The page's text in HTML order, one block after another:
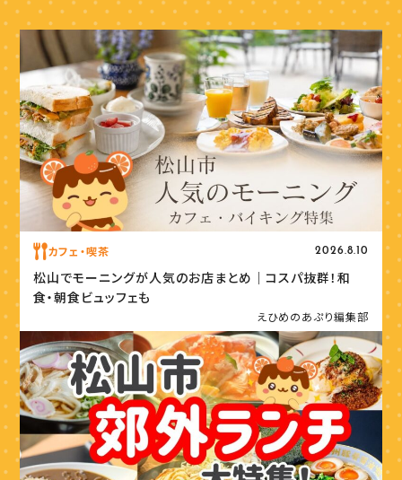
カフェ・喫茶 2026.8.10
松山でモーニングが人気のお店まとめ｜コスパ抜群！和
食・朝食ビュッフェも
えひめのあぷり編集部